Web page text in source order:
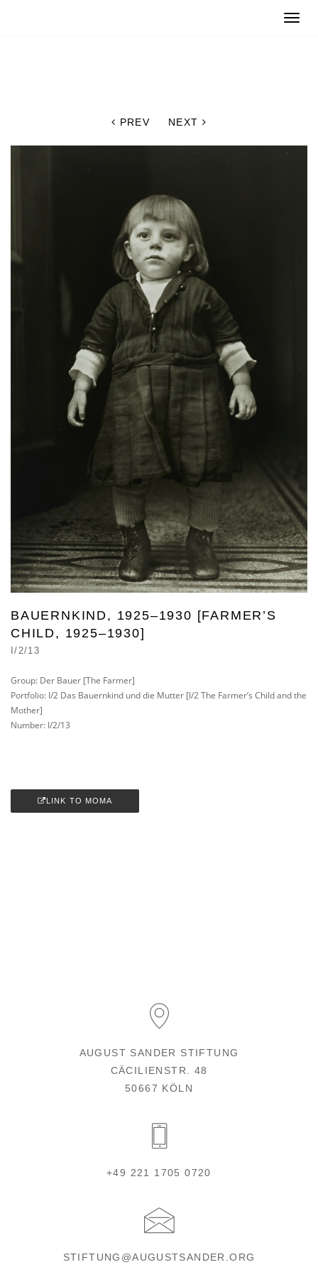
Toggle
PREV NEXT
BAUERNKIND, 1925–1930 [FARMER’S
CHILD, 1925–1930]
I/2/13
Group: Der Bauer [The Farmer]
Portfolio: I/2 Das Bauernkind und die Mutter [I/2 The Farmer’s Child and the
Mother]
Number: I/2/13
LINK TO MOMA
AUGUST SANDER STIFTUNG
CÄCILIENSTR. 48
50667 KÖLN
+49 221 1705 0720
STIFTUNG@AUGUSTSANDER.ORG